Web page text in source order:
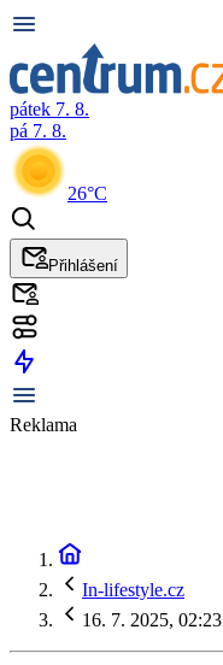
pátek 7. 8.
pá 7. 8.
26°C
Přihlášení
Reklama
In-lifestyle.cz
16. 7. 2025, 02:23